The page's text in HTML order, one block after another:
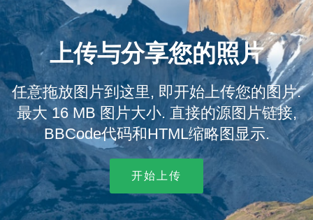
上传与分享您的照片
任意拖放图片到这里, 即开始上传您的图片.
最大 16 MB 图片大小. 直接的源图片链接,
BBCode代码和HTML缩略图显示.
开始上传